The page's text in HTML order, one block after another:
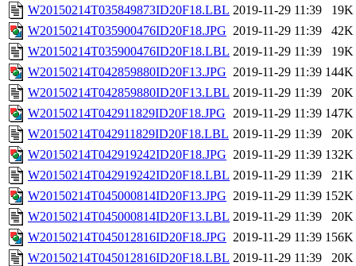
W20150214T035849873ID20F18.LBL 2019-11-29 11:39
19K
W20150214T035900476ID20F18.JPG 2019-11-29 11:39
42K
W20150214T035900476ID20F18.LBL 2019-11-29 11:39
19K
W20150214T042859880ID20F13.JPG 2019-11-29 11:39 144K
W20150214T042859880ID20F13.LBL 2019-11-29 11:39
20K
W20150214T042911829ID20F18.JPG 2019-11-29 11:39 147K
W20150214T042911829ID20F18.LBL 2019-11-29 11:39
20K
W20150214T042919242ID20F18.JPG 2019-11-29 11:39 132K
W20150214T042919242ID20F18.LBL 2019-11-29 11:39
21K
W20150214T045000814ID20F13.JPG 2019-11-29 11:39 152K
W20150214T045000814ID20F13.LBL 2019-11-29 11:39
20K
W20150214T045012816ID20F18.JPG 2019-11-29 11:39 156K
W20150214T045012816ID20F18.LBL 2019-11-29 11:39
20K